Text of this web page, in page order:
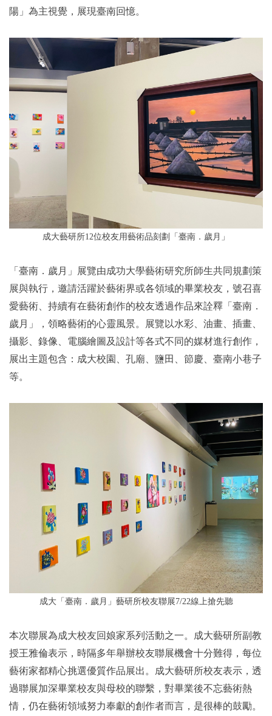
陽」為主視覺，展現臺南回憶。
成大藝研所12位校友用藝術品刻劃「臺南．歲月」
「臺南．歲月」展覽由成功大學藝術研究所師生共同規劃策
展與執行，邀請活躍於藝術界或各領域的畢業校友，號召喜
愛藝術、持續有在藝術創作的校友透過作品來詮釋「臺南．
歲月」，領略藝術的心靈風景。展覽以水彩、油畫、插畫、
攝影、錄像、電腦繪圖及設計等各式不同的媒材進行創作，
展出主題包含：成大校園、孔廟、鹽田、節慶、臺南小巷子
等。
成大「臺南．歲月」藝研所校友聯展7/22線上搶先聽
本次聯展為成大校友回娘家系列活動之一。成大藝研所副教
授王雅倫表示，時隔多年舉辦校友聯展機會十分難得，每位
藝術家都精心挑選優質作品展出。成大藝研所校友表示，透
過聯展加深畢業校友與母校的聯繫，對畢業後不忘藝術熱
情，仍在藝術領域努力奉獻的創作者而言，是很棒的鼓勵。